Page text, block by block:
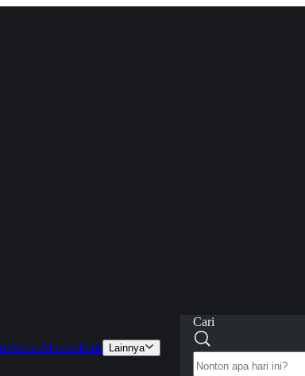
SeriesMoviesKids Lainnya
Cari